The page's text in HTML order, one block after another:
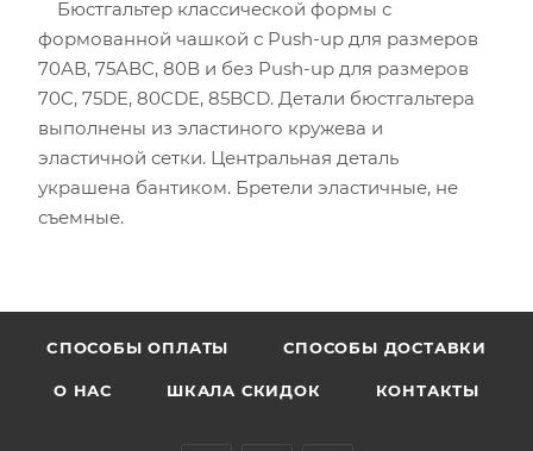
Бюстгальтер классической формы с
формованной чашкой с Push-up для размеров
70АВ, 75АВС, 80В и без Push-up для размеров
70C, 75DE, 80CDE, 85BCD. Детали бюстгальтера
выполнены из эластиного кружева и
эластичной сетки. Центральная деталь
украшена бантиком. Бретели эластичные, не
съемные.
CПОСОБЫ ОПЛАТЫ СПОСОБЫ ДОСТАВКИ
О НАС ШКАЛА СКИДОК КОНТАКТЫ